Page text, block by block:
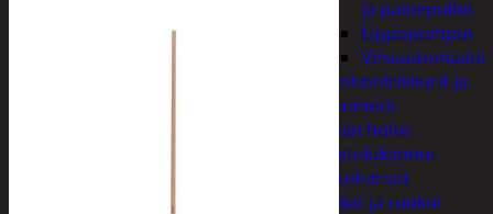
ja painepullot
Uppopumput
Vesiautomaatit
Ruohonleikkurit ja
trimmerit
Puutarhan hoito
Kastelukannut
Kateharsot
Kukat ja ruukut